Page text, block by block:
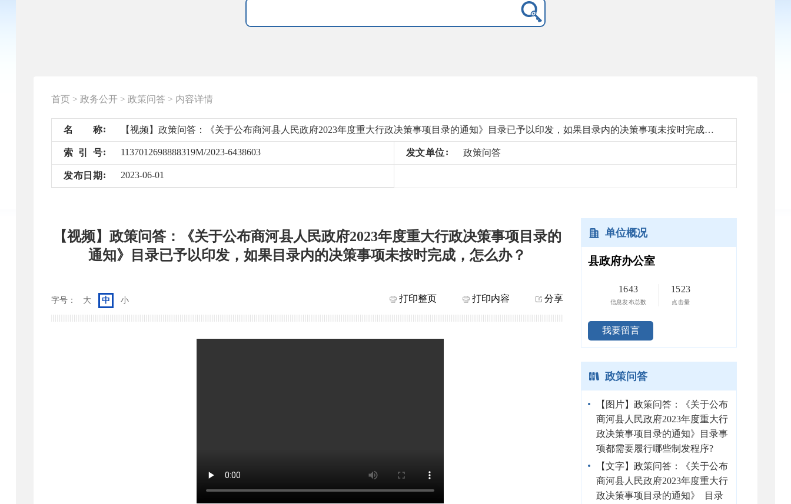
首页 > 政务公开 > 政策问答 > 内容详情
名 称 【视频】政策问答：《关于公布商河县人民政府2023年度重大行政决策事项目录的通知》目录已予以印发，如果目录内的决策事项未按时完成，怎么办？
索 引 号 1137012698888319M/2023-6438603 发文单位 政策问答
发布 日 期 2023-06-01
【视频】政策问答：《关于公布商河县人民政府2023年度重大行政决策事项目录的
通知》目录已予以印发，如果目录内的决策事项未按时完成，怎么办？
字号： 大 中 小 打印整页 打印内容 分享
单位概况
县政府办公室
1643
信息发布总数
1523
点击量
我要留言
政策问答
【图片】政策问答：《关于公布
商河县人民政府2023年度重大行
政决策事项目录的通知》目录事
项都需要履行哪些制发程序?
【文字】政策问答：《关于公布
商河县人民政府2023年度重大行
政决策事项目录的通知》 目录